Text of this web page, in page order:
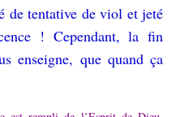
de tentative de viol et jeté
! Cependant, la fin
enseigne, que quand ça